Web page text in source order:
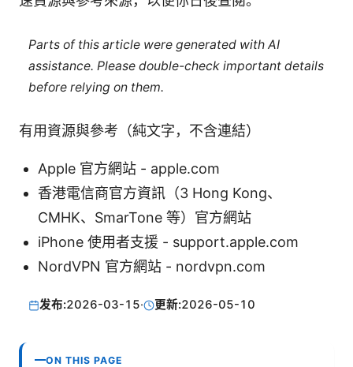
Parts of this article were generated with AI
assistance. Please double-check important details
before relying on them.
有用資源與參考（純文字，不含連結）
Apple 官方網站 - apple.com
香港電信商官方資訊（3 Hong Kong、
CMHK、SmarTone 等）官方網站
iPhone 使用者支援 - support.apple.com
NordVPN 官方網站 - nordvpn.com
发布:2026-03-15· 更新:2026-05-10
ON THIS PAGE